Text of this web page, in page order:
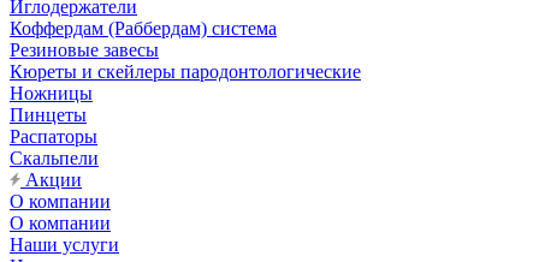
Иглодержатели
Коффердам (Раббердам) система
Резиновые завесы
Кюреты и скейлеры пародонтологические
Ножницы
Пинцеты
Распаторы
Скальпели
Акции
О компании
О компании
Наши услуги